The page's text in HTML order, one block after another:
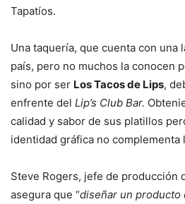
Tapatíos.
Una taquería, que cuenta con una
país, pero no muchos la conocen
sino por ser Los Tacos de Lips,
enfrente del Lip’s Club Bar.
calidad y sabor de sus platillos
identidad gráfica no complementa
Steve Rogers, jefe de producción
asegura que “diseñar un producto